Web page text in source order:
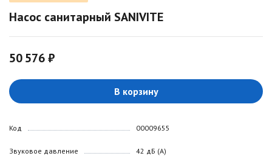
Насос санитарный SANIVITE
50 576 ₽
В корзину
Код
Звуковое давление
00009655
42 дБ (А)